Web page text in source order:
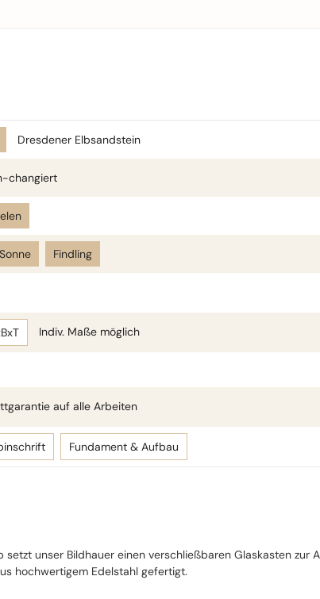
Dresdener Elbsandstein
changiert
Sonne Findling
Indiv. Maße möglich
auf alle Arbeiten
Fundament & Aufbau
unser Bildhauer einen verschließbaren Glaskasten zur
hochwertigem Edelstahl gefertigt.